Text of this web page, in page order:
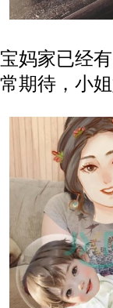
宝妈家已经
常期待，小